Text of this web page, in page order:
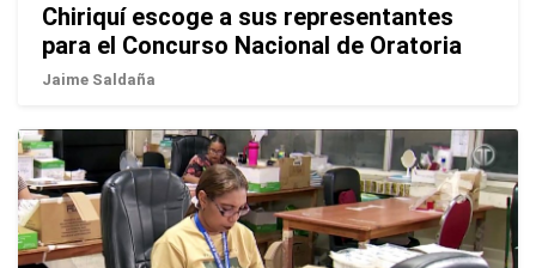
Chiriquí escoge a sus representantes
para el Concurso Nacional de Oratoria
Jaime Saldaña